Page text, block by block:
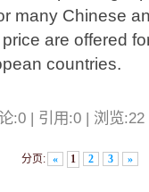
many Chinese
are offered
countries.
:0 | 引用:0 | 浏览:22
分页: « 1 2 3 »